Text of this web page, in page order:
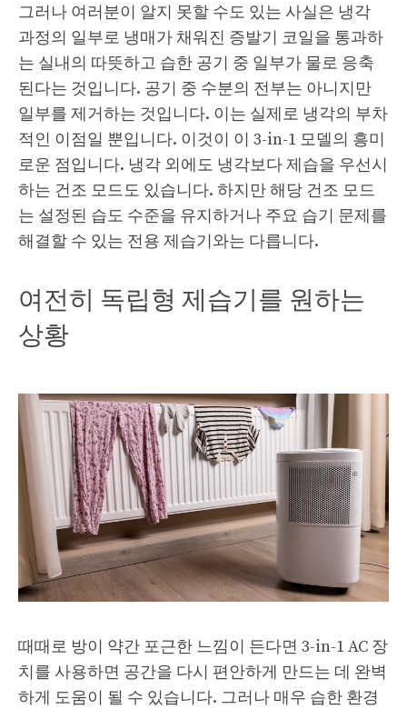
그러나 여러분이 알지 못할 수도 있는 사실은 냉각
과정의 일부로 냉매가 채워진 증발기 코일을 통과하
는 실내의 따뜻하고 습한 공기 중 일부가 물로 응축
된다는 것입니다. 공기 중 수분의 전부는 아니지만
일부를 제거하는 것입니다. 이는 실제로 냉각의 부차
적인 이점일 뿐입니다. 이것이 이 3-in-1 모델의 흥미
로운 점입니다. 냉각 외에도 냉각보다 제습을 우선시
하는 건조 모드도 있습니다. 하지만 해당 건조 모드
는 설정된 습도 수준을 유지하거나 주요 습기 문제를
해결할 수 있는 전용 제습기와는 다릅니다.
여전히 독립형 제습기를 원하는
상황
때때로 방이 약간 포근한 느낌이 든다면 3-in-1 AC 장
치를 사용하면 공간을 다시 편안하게 만드는 데 완벽
하게 도움이 될 수 있습니다. 그러나 매우 습한 환경